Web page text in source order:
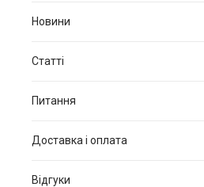
Новини
Статті
Питання
Доставка і оплата
Відгуки